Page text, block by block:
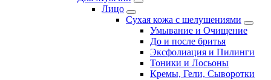
Лицо
Сухая кожа с шелушениями
Умывание и Очищение
До и после бритья
Эксфолиация и Пилинги
Тоники и Лосьоны
Кремы, Гели, Сыворотки